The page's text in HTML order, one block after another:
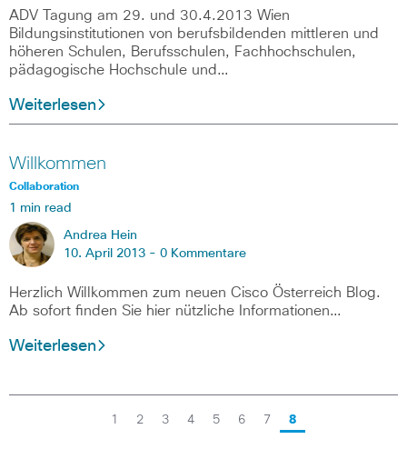
ADV Tagung am 29. und 30.4.2013 Wien
Bildungsinstitutionen von berufsbildenden mittleren und
höheren Schulen, Berufsschulen, Fachhochschulen,
pädagogische Hochschule und…
Weiterlesen
Willkommen
Collaboration
1 min read
Andrea Hein
10. April 2013 - 0 Kommentare
Herzlich Willkommen zum neuen Cisco Österreich Blog.
Ab sofort finden Sie hier nützliche Informationen…
Weiterlesen
1 2 3 4 5 6 7 8